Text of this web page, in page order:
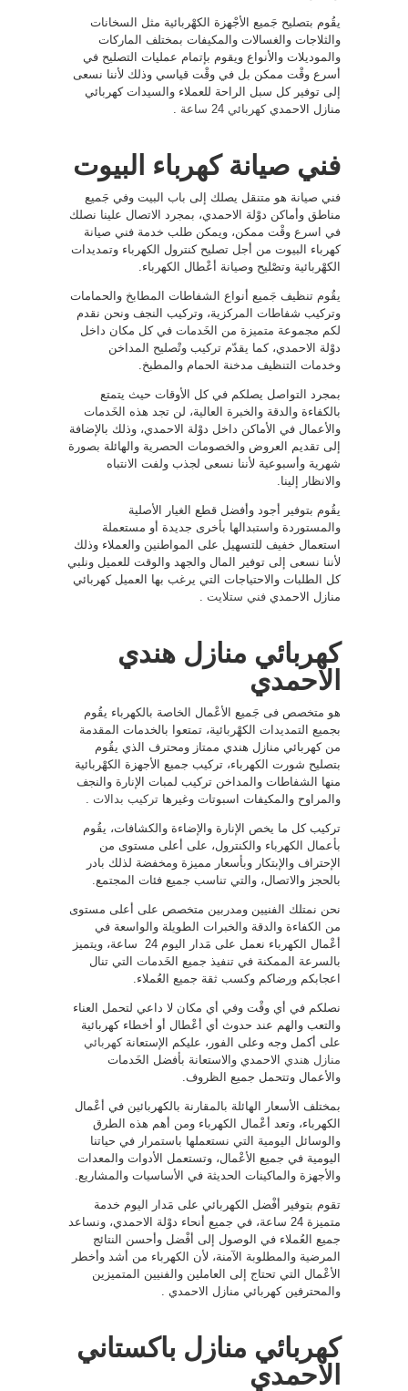
يقُوم بتصليح جَميع الأجْهزة الكهْربائية مثل السخانات
والثلاجات والغسالات والمكيفات بمختلف الماركات
والموديلات والأنواع ويقوم بإتمام عمليات التصليح في
أسرع وقْت ممكن بل في وقْت قياسي وذلك لأننا نسعى
إلى توفير كل سبل الراحة للعملاء والسيدات كهربائي
منازل الاحمديكهربائي 24 ساعة
فني صيانة كهرباء البيوت
فني صيانة هو متنقل يصلك إلى باب البيت وفي جَميع
مناطق وأماكن دوْلة الاحمدي، بمجرد الاتصال علينا نصلك
في اسرع وقْت ممكن، ويمكن طلب خدمة فني صيانة
كهرباء البيوت من أجل تصليح كنترول الكهرباء وتمديدات
الكهْربائية وتصْليح وصيانة أعْطال الكهرباء.
يقُوم تنظيف جَميع أنواع الشفاطات المطابخ والحمامات
وتركيب شفاطات المركزية، وتركيب النجف ونحن نقدم
لكم مجموعة متميزة من الخَدمات في كل مكان داخل
دوْلة الاحمدي، كما يقدّم تركيب وتْصليح المداخن
وخدمات التنظيف مدخنة الحمام والمطبخ.
بمجرد التواصل يصلكم في كل الأوقات حيث يتمتع
بالكفاءة والدقة والخبرة العالية، لن تجد هذه الخَدمات
والأعمال في الأماكن داخل دوْلة الاحمدي، وذلك بالإضافة
إلى تقديم العروض والخصومات الحصرية والهائلة بصورة
شهرية وأسبوعية لأننا نسعى لجذب ولفت الانتباه
والانظار إلينا.
يقُوم بتوفير أجود وأفضل قطع الغيار الأصلية
والمستوردة واستبدالها بأخرى جديدة أو مستعملة
استعمال خفيف للتسهيل على المواطنين والعملاء وذلك
لأننا نسعى إلى توفير المال والجهد والوقت للعميل ونلبي
كل الطلبات والاحتياجات التي يرغب بها العميل كهربائي
منازل الاحمدي فني ستلايت
كهربائي منازل هندي
الاحمدي
هو متخصص فى جَميع الأعْمال الخاصة بالكهرباء يقُوم
بجميع التمديدات الكهْربائية، تمتعوا بالخدمات المقدمة
من كهربائي منازل هندي ممتاز ومحترف الذي يقُوم
بتصليح شورت الكهرباء، تركيب جميع الأجهزة الكهْربائية
منها الشفاطات والمداخن تركيب لمبات الإنارة والنجف
والمراوح والمكيفات اسبوتات وغيرها تركيب بدالات
تركيب كل ما يخص الإنارة والإضاءة والكشافات، يقُوم
بأعمال الكهرباء والكنترول، على أعلى مستوى من
الإحتراف والإبتكار وبأسعار مميزة ومخفضة لذلك بادر
بالحجز والاتصال، والتي تناسب جميع فئات المجتمع.
نحن نمتلك الفنيين ومدربين متخصص على أعلى مستوى
من الكفاءة والدقة والخبرات الطويلة والواسعة في
أعْمال الكهرباء نعمل على مَدار اليوم 24 ساعة، ويتميز
بالسرعة الممكنة في تنفيذ جميع الخَدمات التي تنال
اعجابكم ورضاكم وكسب ثقة جميع العُملاء.
نصلكم في أي وقْت وفي أي مكان لا داعي لتحمل العناء
والتعب والهم عند حدوث أي أعْطال أو أخطاء كهربائية
على أكمل وجه وعلى الفور، عليكم الإستعانةكهربائي
منازل هندي الاحمدي والاستعانة بأفضل الخَدمات
والأعمال وتتحمل جميع الظروف.
بمختلف الأسعار الهائلة بالمقارنة بالكهربائين في أعْمال
الكهرباء، وتعد أعْمال الكهرباء ومن أهم هذه الطرق
والوسائل اليومية التي نستعملها باستمرار في حياتنا
اليومية في جميع الأعْمال، وتستعمل الأدوات والمعدات
والأجهزة والماكينات الحديثة في الأساسيات والمشاريع.
تقوم بتوفير أفْضل الكهربائي على مَدار اليوم خدمة
متميزة 24 ساعة، في جميع أنحاء دوْلة الاحمدي، ونساعد
جميع العُملاء في الوصول إلى أفْضل وأحسن النتائج
المرضية والمطلوبة الآمنة، لأن الكهرباء من أشد وأخطر
الأعْمال التي تحتاج إلى العاملين والفنيين المتميزين
والمحترفين كهربائي منازل الاحمدي .
كهربائي منازل باكستاني
الاحمدي